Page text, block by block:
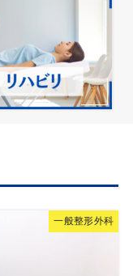
一般整形外科